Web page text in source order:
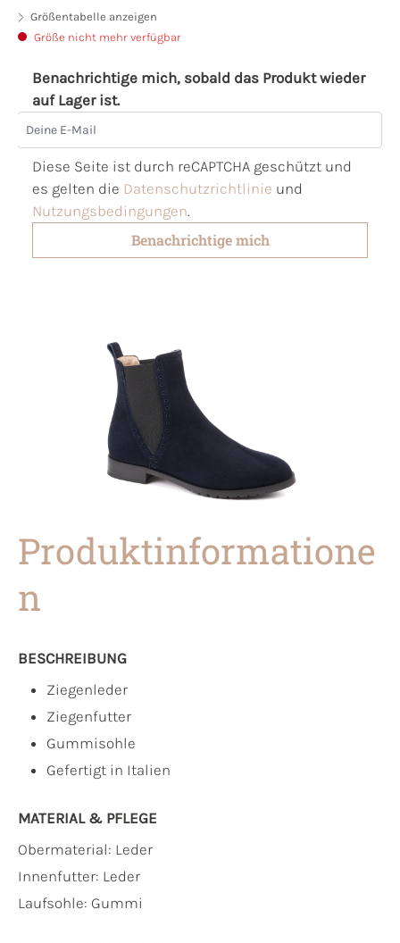
Größentabelle anzeigen
Größe nicht mehr verfügbar
Benachrichtige mich, sobald das Produkt wieder
auf Lager ist.
Deine E-Mail
Diese Seite ist durch reCAPTCHA geschützt und
es gelten die Datenschutzrichtlinie und
Nutzungsbedingungen.
Benachrichtige mich
Produktinformatione
n
BESCHREIBUNG
Ziegenleder
Ziegenfutter
Gummisohle
Gefertigt in Italien
MATERIAL & PFLEGE
Obermaterial: Leder
Innenfutter: Leder
Laufsohle: Gummi